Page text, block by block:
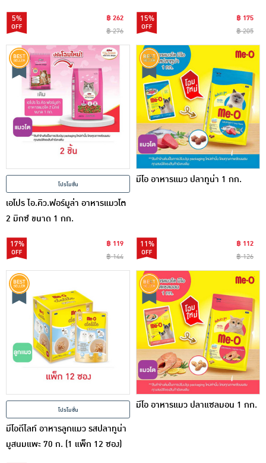
5%
฿ 262
฿ 276
15%
฿ 175
฿ 205
โปรโมชั่น
เอโปร ไอ.คิว.ฟอร์มูล่า อาหารแมวโต
2 มิกซ์ ขนาด 1 กก.
17%
฿ 119
฿ 144
มีโอ อาหารแมว ปลาทูน่า 1 กก.
11%
฿ 112
฿ 126
โปรโมชั่น
มีโอดีไลท์ อาหารลูกแมว รสปลาทูน่า
มูสนมแพะ 70 ก. (1 แพ็ก 12 ซอง)
มีโอ อาหารแมว ปลาแซลมอน 1 กก.